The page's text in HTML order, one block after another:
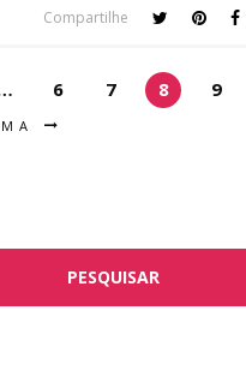
Compartilhe
6 7 8 9
PESQUISAR